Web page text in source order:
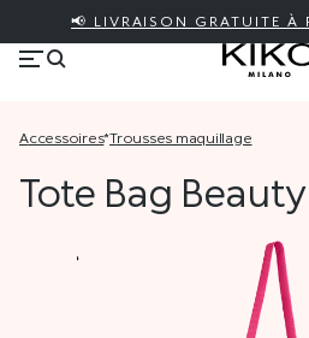
📢 LIVRAISON GRATUITE À
accessoires* trousses maquillage
Tote Bag